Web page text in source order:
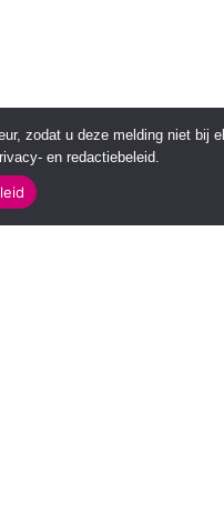
zodat u deze melding niet bij
en redactiebeleid.